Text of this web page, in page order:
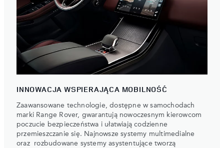
INNOWACJA WSPIERAJĄCA MOBILNOŚĆ
Zaawansowane technologie, dostępne w samochodach
marki Range Rover, gwarantują nowoczesnym kierowcom
poczucie bezpieczeństwa i ułatwiają codzienne
przemieszczanie się. Najnowsze systemy multimedialne
oraz rozbudowane systemy asystentujące tworzą